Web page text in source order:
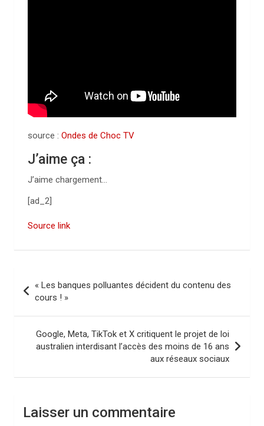
source : Ondes de Choc TV
J’aime ça :
J’aime chargement…
[ad_2]
Source link
v
« Les banques polluantes décident du contenu des
cours ! »
Google, Meta, TikTok et X critiquent le projet de loi
australien interdisant l’accès des moins de 16 ans
aux réseaux sociaux
Laisser un commentaire